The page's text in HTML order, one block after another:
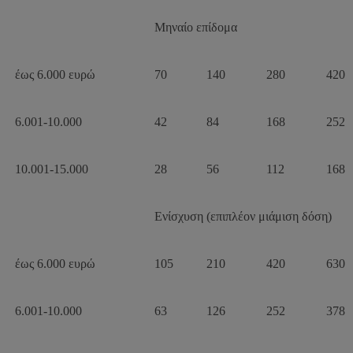
Μηναίο επίδομα
έως 6.000 ευρώ 70 140 280 420
6.001-10.000 42 84 168 252
10.001-15.000 28 56 112 168
Ενίσχυση (επιπλέον μιάμιση δόση)
έως 6.000 ευρώ 105 210 420 630
6.001-10.000 63 126 252 378